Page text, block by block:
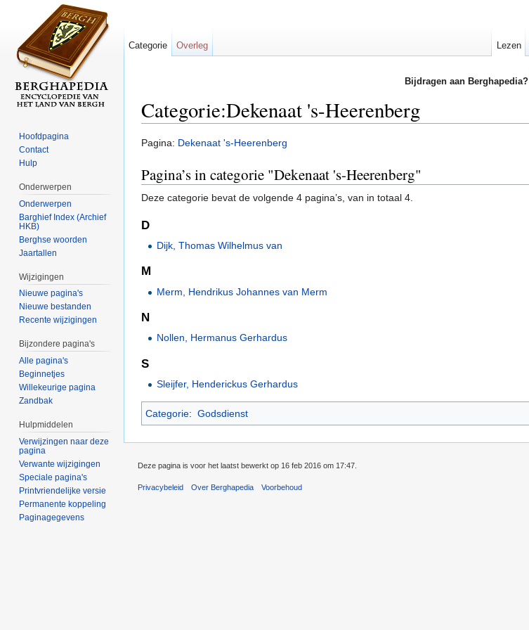
Bijdragen aan Berghapedia?
Categorie:Dekenaat 's-Heerenberg
Pagina: Dekenaat 's-Heerenberg
Pagina’s in categorie "Dekenaat 's-Heerenberg"
Deze categorie bevat de volgende 4 pagina’s, van in totaal 4.
D
Dijk, Thomas Wilhelmus van
M
Merm, Hendrikus Johannes van Merm
N
Nollen, Hermanus Gerhardus
S
Sleijfer, Henderickus Gerhardus
Categorie: Godsdienst
Categorie Overleg Lezen
Hoofdpagina
Contact
Hulp
Onderwerpen
Onderwerpen
Barghief Index (Archief
HKB)
Berghse woorden
Jaartallen
Wijzigingen
Nieuwe pagina's
Nieuwe bestanden
Recente wijzigingen
Bijzondere pagina's
Alle pagina's
Beginnetjes
Willekeurige pagina
Zandbak
Hulpmiddelen
Verwijzingen naar deze
pagina
Verwante wijzigingen
Speciale pagina's
Printvriendelijke versie
Permanente koppeling
Paginagegevens
Deze pagina is voor het laatst bewerkt op 16 feb 2016 om 17:47.
Privacybeleid Over Berghapedia Voorbehoud